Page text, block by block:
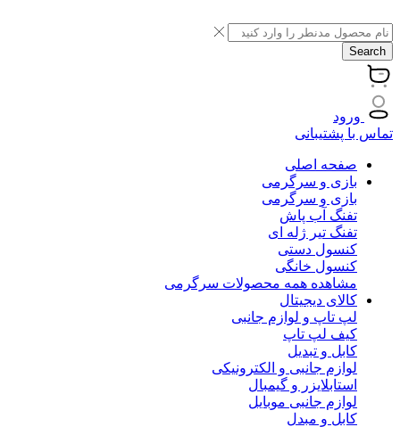
Search
ورود
تماس با پشتیبانی
صفحه اصلی
بازی و سرگرمی
بازی و سرگرمی
تفنگ آب پاش
تفنگ تیر ژله ای
کنسول دستی
کنسول خانگی
مشاهده همه محصولات سرگرمی
کالای دیجیتال
لپ تاپ و لوازم جانبی
کیف لپ تاپ
کابل و تبدیل
لوازم جانبی و الکترونیکی
استابلایزر و گیمبال
لوازم جانبی موبایل
کابل و مبدل